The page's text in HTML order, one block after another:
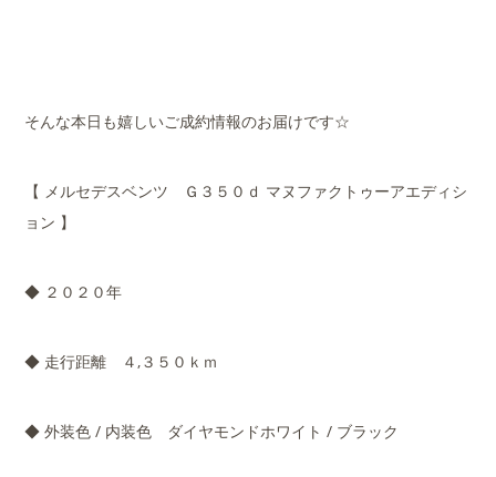
そんな本日も嬉しいご成約情報のお届けです☆
【 メルセデスベンツ Ｇ３５０ｄ マヌファクトゥーアエディシ
ョン 】
◆ ２０２０年
◆ 走行距離 ４,３５０ｋｍ
◆ 外装色 / 内装色 ダイヤモンドホワイト / ブラック